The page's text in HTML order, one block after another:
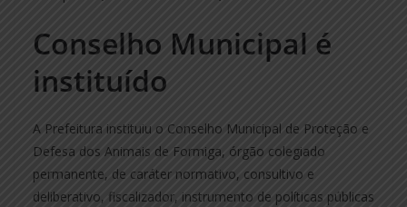
Conselho Municipal é
instituído
A Prefeitura instituiu o Conselho Municipal de Proteção e
Defesa dos Animais de Formiga, órgão colegiado
permanente, de caráter normativo, consultivo e
deliberativo, fiscalizador, instrumento de políticas públicas